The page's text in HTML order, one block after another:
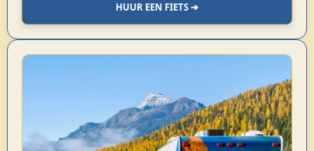
HUUR EEN FIETS ➔